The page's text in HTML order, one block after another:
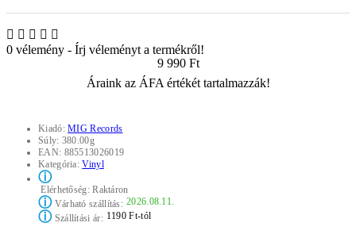
0 vélemény - Írj véleményt a termékről!
9 990 Ft
Áraink az ÁFA értékét tartalmazzák!
Kiadó:MIG Records
Súly: 380.00g
EAN: 885513026019
Kategória:Vinyl
ⓘ
Elérhetőség:Raktáron
ⓘVárható szállítás: 2026.08.11.
ⓘSzállítási ár: 1190 Ft-tól